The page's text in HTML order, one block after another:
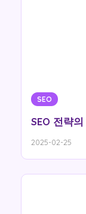
SEO
SEO 전략
2025-02-25